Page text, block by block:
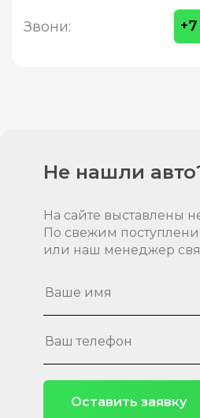
Звони:
Не нашли
На сайте выставлены
По свежим
или наш менеджер
Оставить заявку